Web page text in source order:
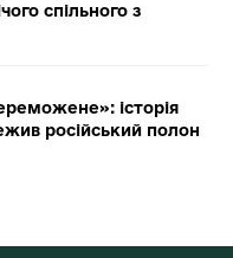
спільного з
історія
російський полон